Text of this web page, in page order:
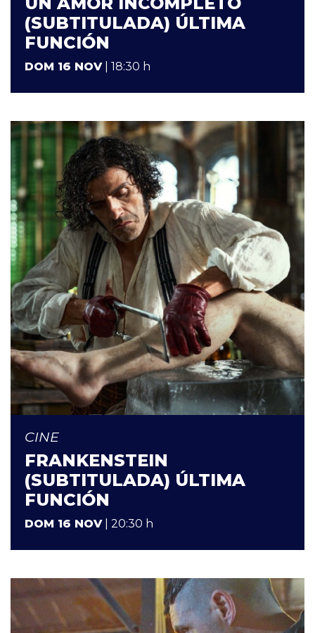
(SUBTITULADA) ÚLTIMA
FUNCIÓN
DOM 16 NOV| 18:30 h
CINE
FRANKENSTEIN
(SUBTITULADA) ÚLTIMA
FUNCIÓN
DOM 16 NOV| 20:30 h